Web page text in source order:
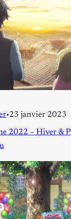
•23 janvier 2023
2022 – Hiver &